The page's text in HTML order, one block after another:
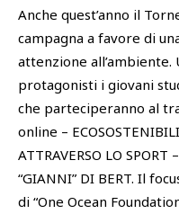
Anche quest’anno il
campagna a favore di
attenzione all’ambiente.
protagonisti i giovani
che parteciperanno al
online –
ATTRAVERSO LO
“GIANNI” DI BERT. Il
di “One Ocean